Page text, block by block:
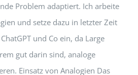
Problem adaptiert. Ich arbeite
und setze dazu in letzter Zeit
und Co ein, da Large
gut darin sind, analoge
Einsatz von Analogien Das